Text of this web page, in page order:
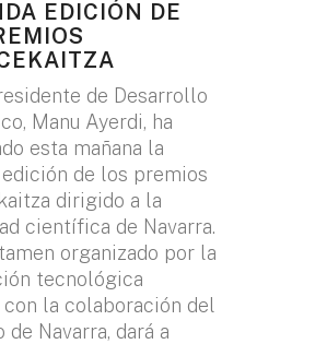
EDICIÓN DE
de Desarrollo
Manu Ayerdi, ha
esta mañana la
de los premios
dirigido a la
científica de Navarra.
organizado por la
tecnológica
con la colaboración del
de Navarra, dará a